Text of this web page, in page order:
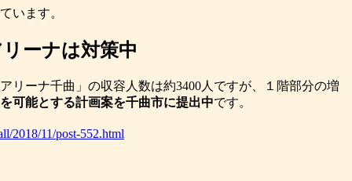
います。
ーナは対策中
リーナ千曲」の収容人数は約3400人ですが、１階部分の増
可能とする計画案を千曲市に提出中です。
2018/11/post-552.html